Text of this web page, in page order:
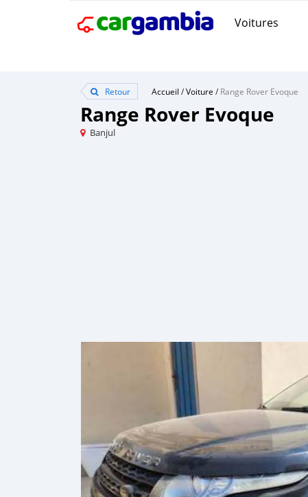
Voitures
Retour Accueil /Voiture /Range Rover Evoque
Range Rover Evoque
Banjul